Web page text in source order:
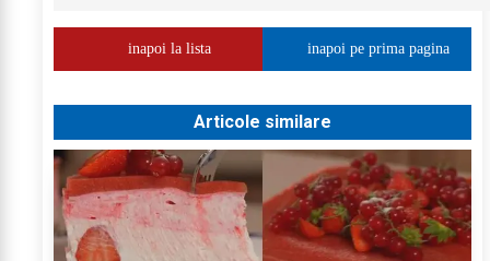
inapoi la lista inapoi pe prima pagina
Articole similare